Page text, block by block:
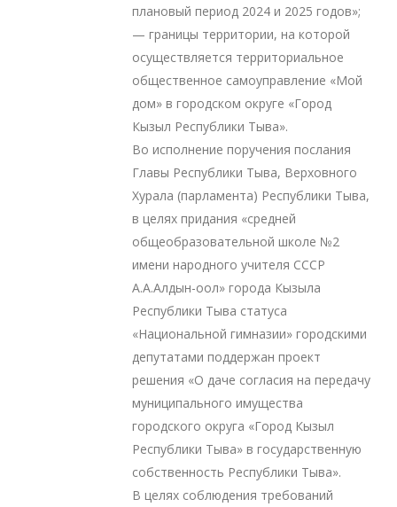
плановый период 2024 и 2025 годов»;
— границы территории, на которой
осуществляется территориальное
общественное самоуправление «Мой
дом» в городском округе «Город
Кызыл Республики Тыва».
Во исполнение поручения послания
Главы Республики Тыва, Верховного
Хурала (парламента) Республики Тыва,
в целях придания «средней
общеобразовательной школе №2
имени народного учителя СССР
А.А.Алдын-оол» города Кызыла
Республики Тыва статуса
«Национальной гимназии» городскими
депутатами поддержан проект
решения «О даче согласия на передачу
муниципального имущества
городского округа «Город Кызыл
Республики Тыва» в государственную
собственность Республики Тыва».
В целях соблюдения требований